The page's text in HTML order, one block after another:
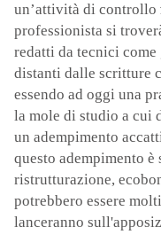
un’attività di controllo
professionista si
redatti da tecnici
distanti dalle scritture
essendo ad oggi una
la mole di studio a cui
un adempimento
questo adempimento è
ristrutturazione,
potrebbero essere
lanceranno